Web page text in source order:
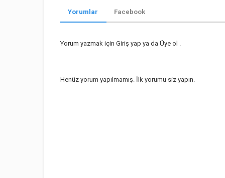
*Youtube*https://www.youtube.com/@netdmuzik
Yeni Hit Şarkılarhttp://bit.ly/nd-yenihit
Yorumlar Facebook
Yorum yazmak için Giriş yap ya da Üye ol .
Henüz yorum yapılmamış. İlk yorumu siz yapın.